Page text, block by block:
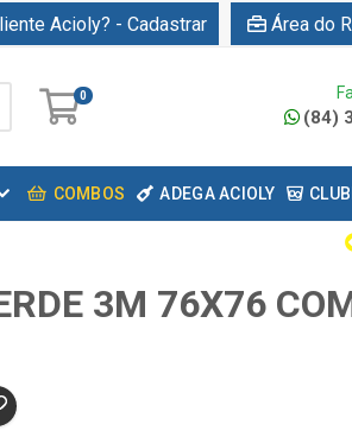
Acioly? - Cadastrar Área do
0
(84)
COMBOS ADEGA ACIOLY
3M 76X76